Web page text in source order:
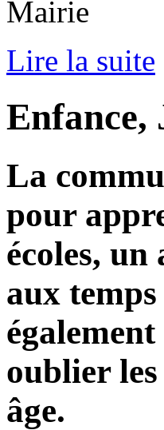
Mairie
Lire la suite
Enfance,
La
pour
écoles, un
aux
oublier
âge.